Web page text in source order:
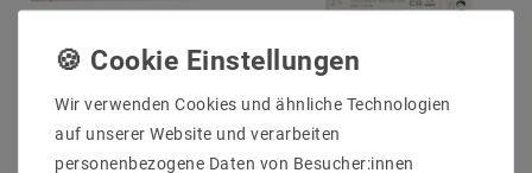
CONNEX 75W 24V
ZigBee CCT Constant
Voltage LED Dimmable
Controller RGB+CCT 12-
24V 5 Kanal 5 x 2,4A
Wir verwenden Cookies und ähnliche Technologien
auf unserer Website und verarbeiten
personenbezogene Daten von Besucher:innen